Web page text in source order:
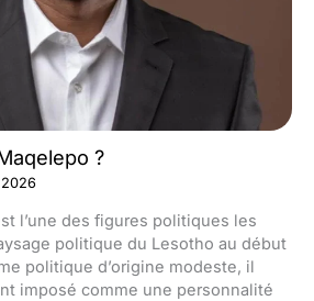
?
l’une des figures politiques les
politique du Lesotho au début
politique d’origine modeste, il
imposé comme une personnalité